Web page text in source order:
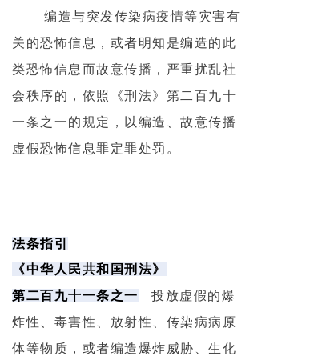
编造与突发传染病疫情等灾害有
关的恐怖信息，或者明知是编造的此
类恐怖信息而故意传播，严重扰乱社
会秩序的，依照《刑法》第二百九十
一条之一的规定，以编造、故意传播
虚假恐怖信息罪定罪处罚。
法条指引
《中华人民共和国刑法》
第二百九十一条之一 投放虚假的爆
炸性、毒害性、放射性、传染病病原
体等物质，或者编造爆炸威胁、生化